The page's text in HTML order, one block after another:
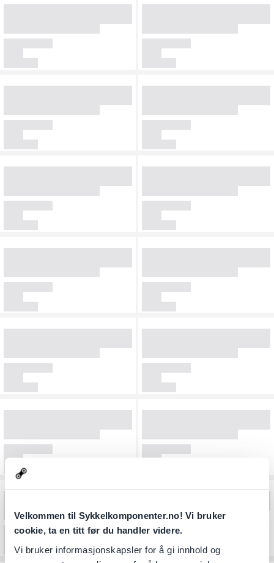
Velkommen til Sykkelkomponenter.no! Vi bruker
cookie, ta en titt før du handler videre.
Vi bruker informasjonskapsler for å gi innhold og